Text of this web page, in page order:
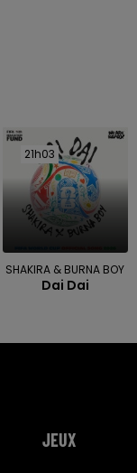
21h03
21h03
SHAKIRA & BURNA BOY
Dai Dai
JEUX